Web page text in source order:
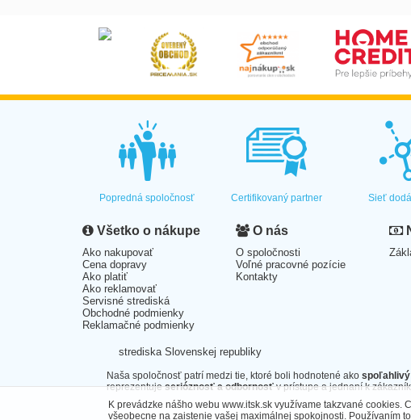
Popredná spoločnosť Certifikovaný partner Sieť
Všetko o nákupe
Ako nakupovať
Cena dopravy
Ako platiť
Ako reklamovať
Servisné strediská
Obchodné podmienky
Reklamačné podmienky
O nás
O spoločnosti
Voľné pracovné pozície
Kontakty
strediska Slovenskej republiky
Naša spoločnosť patrí medzi tie, ktoré boli hodnotené ako
reprezentujeserióznosť a odbornosťv prístupe a jednaní k
K prevádzke nášho webu www.itsk.sk využívame takzvané
všeobecne na zaistenie vašej maximálnej spokojnosti. Používaním